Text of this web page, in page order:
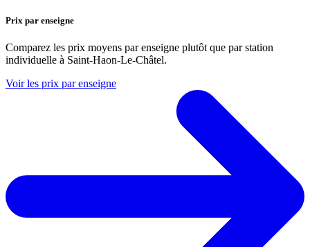
Prix par enseigne
Comparez les prix moyens par enseigne plutôt que par station
individuelle à Saint-Haon-Le-Châtel.
Voir les prix par enseigne